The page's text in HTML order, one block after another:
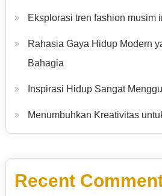
Eksplorasi tren fashion musim
Rahasia Gaya Hidup Modern
Bahagia
Inspirasi Hidup Sangat
Menumbuhkan Kreativitas
Recent